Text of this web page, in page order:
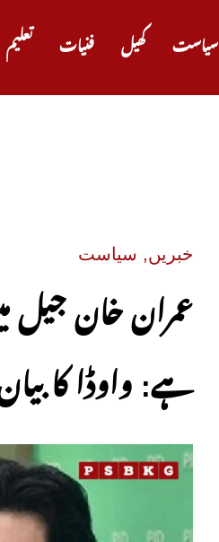
تعلیم فنیات کھیل سیاست
خبریں, سیاست
عمران خان جیل
ہے: واوڈا کا